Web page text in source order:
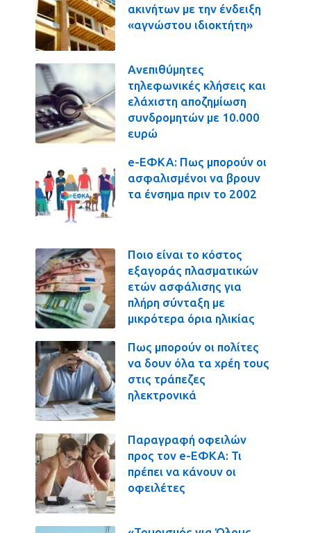
ακινήτων με την ένδειξη
«αγνώστου ιδιοκτήτη»
Ανεπιθύμητες
τηλεφωνικές κλήσεις και
ελάχιστη αποζημίωση
συνδρομητών με 10.000
ευρώ
e-ΕΦΚΑ: Πως μπορούν οι
ασφαλισμένοι να βρουν
τα ένσημα πριν το 2002
Ποιο είναι το κόστος
εξαγοράς πλασματικών
ετών ασφάλισης για
πλήρη σύνταξη με
μικρότερα όρια ηλικίας
Πως μπορούν οι πολίτες
να δουν όλα τα χρέη τους
στις τράπεζες
ηλεκτρονικά
Παραγραφή οφειλών
προς τον e-ΕΦΚΑ: Τι
πρέπει να κάνουν οι
οφειλέτες